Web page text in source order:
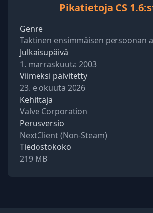
Pikatietoja CS
Genre
Taktinen ensimmäisen persoonan
Julkaisupäivä
1. marraskuuta 2003
Viimeksi päivitetty
23. elokuuta 2026
Kehittäjä
Valve Corporation
Perusversio
NextClient (Non-Steam)
Tiedostokoko
219 MB